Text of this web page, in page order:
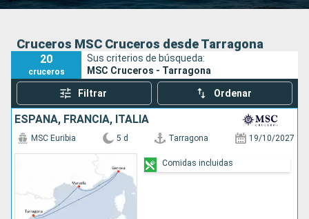
Cruceros MSC Cruceros desde Tarragona
20
cruceros
Sus criterios de búsqueda:
MSC Cruceros - Tarragona
Filtrar Ordenar
ESPAÑA, FRANCIA, ITALIA
MSC Euribia 5 d Tarragona 19/10/2027
Comidas incluidas